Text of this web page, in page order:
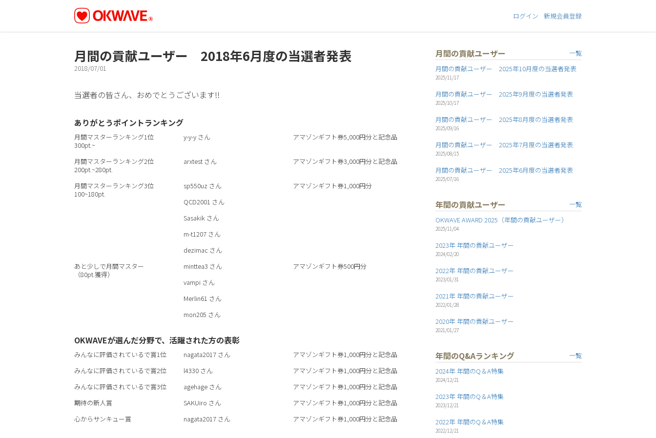
ログイン 新規会員登録
月間の貢献ユーザー 2018年6月度の当選者発表
2018/07/01
当選者の皆さん、おめでとうございます!!
ありがとうポイントランキング
月間マスターランキング1位
300pt.~
y-y-y さん アマゾンギフト券5,000円分と記念品
月間マスターランキング2位
200pt.~280pt.
arxtest さん アマゾンギフト券3,000円分と記念品
月間マスターランキング3位
100~180pt.
sp550uz さん
アマゾンギフト券1,000円分
QCD2001 さん
Sasakik さん
m-t1207 さん
dezimac さん
あと少しで月間マスター
（80pt.獲得）
minttea3 さん
アマゾンギフト券500円分
vampi さん
Merlin61 さん
mon205 さん
OKWAVEが選んだ分野で、活躍された方の表彰
みんなに評価されているで賞1位 nagata2017 さん
アマゾンギフト券1,000円分と記念品
みんなに評価されているで賞2位
l4330 さん
アマゾンギフト券1,000円分と記念品
みんなに評価されているで賞3位
agehage さん
アマゾンギフト券1,000円分と記念品
期待の新人賞
SAKUiro さん
アマゾンギフト券1,000円分と記念品
心からサンキュー賞
nagata2017 さん アマゾンギフト券1,000円分と記念品
月間の貢献ユーザー
一覧
月間の貢献ユーザー 2025年10月度の当選者発表
2025/11/17
月間の貢献ユーザー 2025年9月度の当選者発表
2025/10/17
月間の貢献ユーザー 2025年8月度の当選者発表
2025/09/16
月間の貢献ユーザー 2025年7月度の当選者発表
2025/08/15
月間の貢献ユーザー 2025年6月度の当選者発表
2025/07/16
年間の貢献ユーザー
一覧
OKWAVE AWARD 2025（年間の貢献ユーザー）
2025/11/04
2023年 年間の貢献ユーザー
2024/02/20
2022年 年間の貢献ユーザー
2023/01/31
2021年 年間の貢献ユーザー
2022/01/28
2020年 年間の貢献ユーザー
2021/01/27
年間のQ&Aランキング
一覧
2024年 年間のQ＆A特集
2024/12/21
2023年 年間のQ＆A特集
2023/12/21
2022年 年間のQ＆A特集
2022/12/21